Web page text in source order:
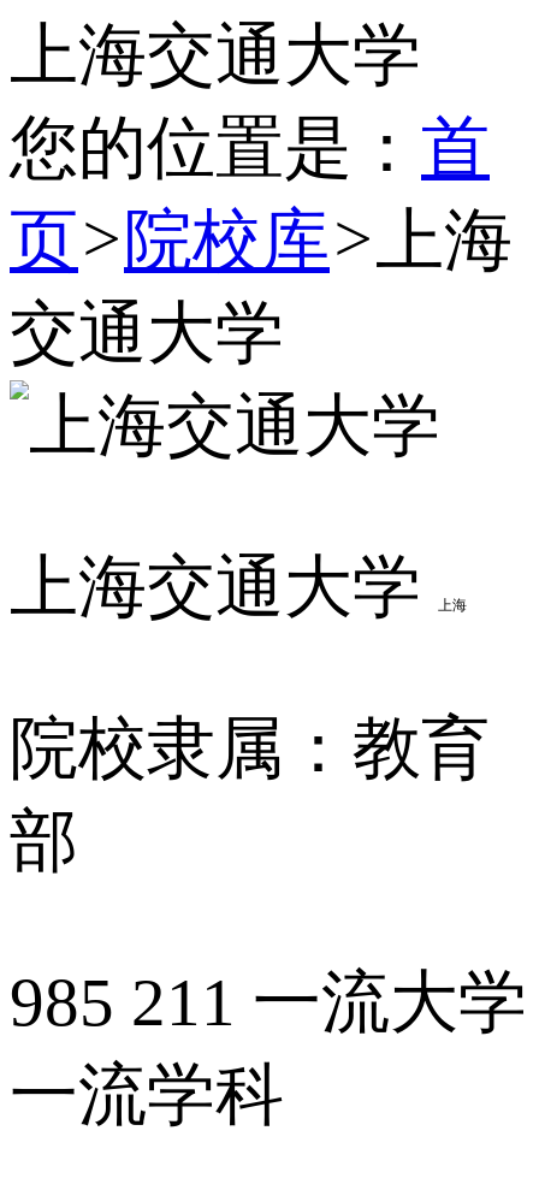
上海交通大学
您的位置是： 首
页>院校库>上海
交通大学
上海交通大学 上海
院校隶属：教育
部
985 211 一流大学
一流学科